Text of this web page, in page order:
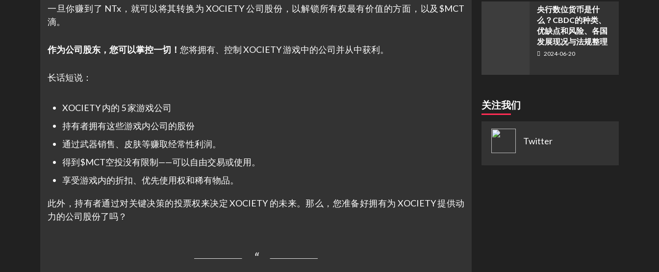
一旦你赚到了 NTx，就可以将其转换为 XOCIETY 公司股份，以解锁所有权最有价值的方面，以及$MCT
滴。
作为公司股东，您可以掌控一切！ 您将拥有、控制 XOCIETY 游戏中的公司并从中获利。
长话短说：
XOCIETY 内的 5 家游戏公司
持有者拥有这些游戏内公司的股份
通过武器销售、皮肤等赚取经常性利润。
得到$MCT空投没有限制——可以自由交易或使用。
享受游戏内的折扣、优先使用权和稀有物品。
此外，持有者通过对关键决策的投票权来决定 XOCIETY 的未来。那么，您准备好拥有为 XOCIETY 提供动
力的公司股份了吗？
央行数位货币是什
么？CBDC的种类、
优缺点和风险、各国
发展现况与法规整理
2024-06-20
关注我们
Twitter